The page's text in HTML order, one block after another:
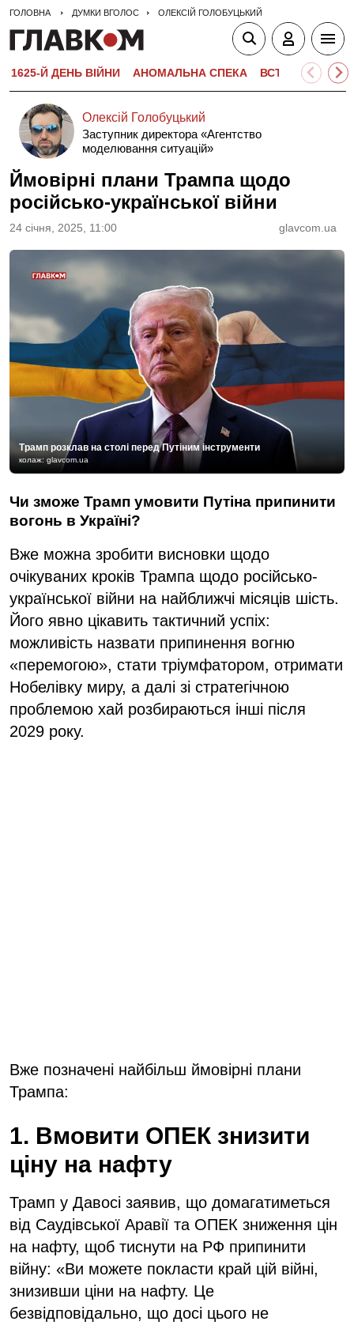
ГОЛОВНА ДУМКИ ВГОЛОС ОЛЕКСІЙ ГОЛОБУЦЬКИЙ
1625-Й ДЕНЬ ВІЙНИ АНОМАЛЬНА СПЕКА ВСТУПНА
Олексій Голобуцький
Заступник директора «Агентство
моделювання ситуацій»
Ймовірні плани Трампа щодо
російсько-української війни
24 сiчня, 2025, 11:00 glavcom.ua
Трамп розклав на столі перед Путіним інструменти
колаж: glavcom.ua
Чи зможе Трамп умовити Путіна припинити
вогонь в Україні?
Вже можна зробити висновки щодо
очікуваних кроків Трампа щодо російсько-
української війни на найближчі місяців шість.
Його явно цікавить тактичний успіх:
можливість назвати припинення вогню
«перемогою», стати тріумфатором, отримати
Нобелівку миру, а далі зі стратегічною
проблемою хай розбираються інші після
2029 року.
Вже позначені найбільш ймовірні плани
Трампа:
1. Вмовити ОПЕК знизити
ціну на нафту
Трамп у Давосі заявив, що домагатиметься
від Саудівської Аравії та ОПЕК зниження цін
на нафту, щоб тиснути на РФ припинити
війну: «Ви можете покласти край цій війні,
знизивши ціни на нафту. Це
безвідповідально, що досі цього не